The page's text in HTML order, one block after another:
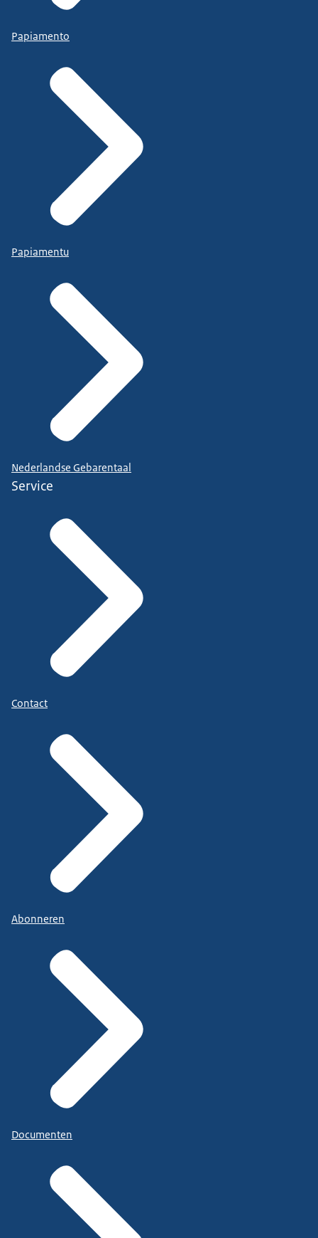
Papiamento
Papiamentu
Nederlandse Gebarentaal
Service
Contact
Abonneren
Documenten